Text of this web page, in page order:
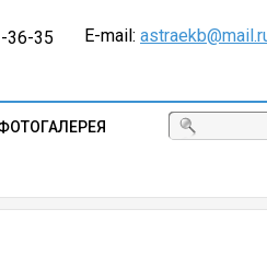
36-35 E-mail: